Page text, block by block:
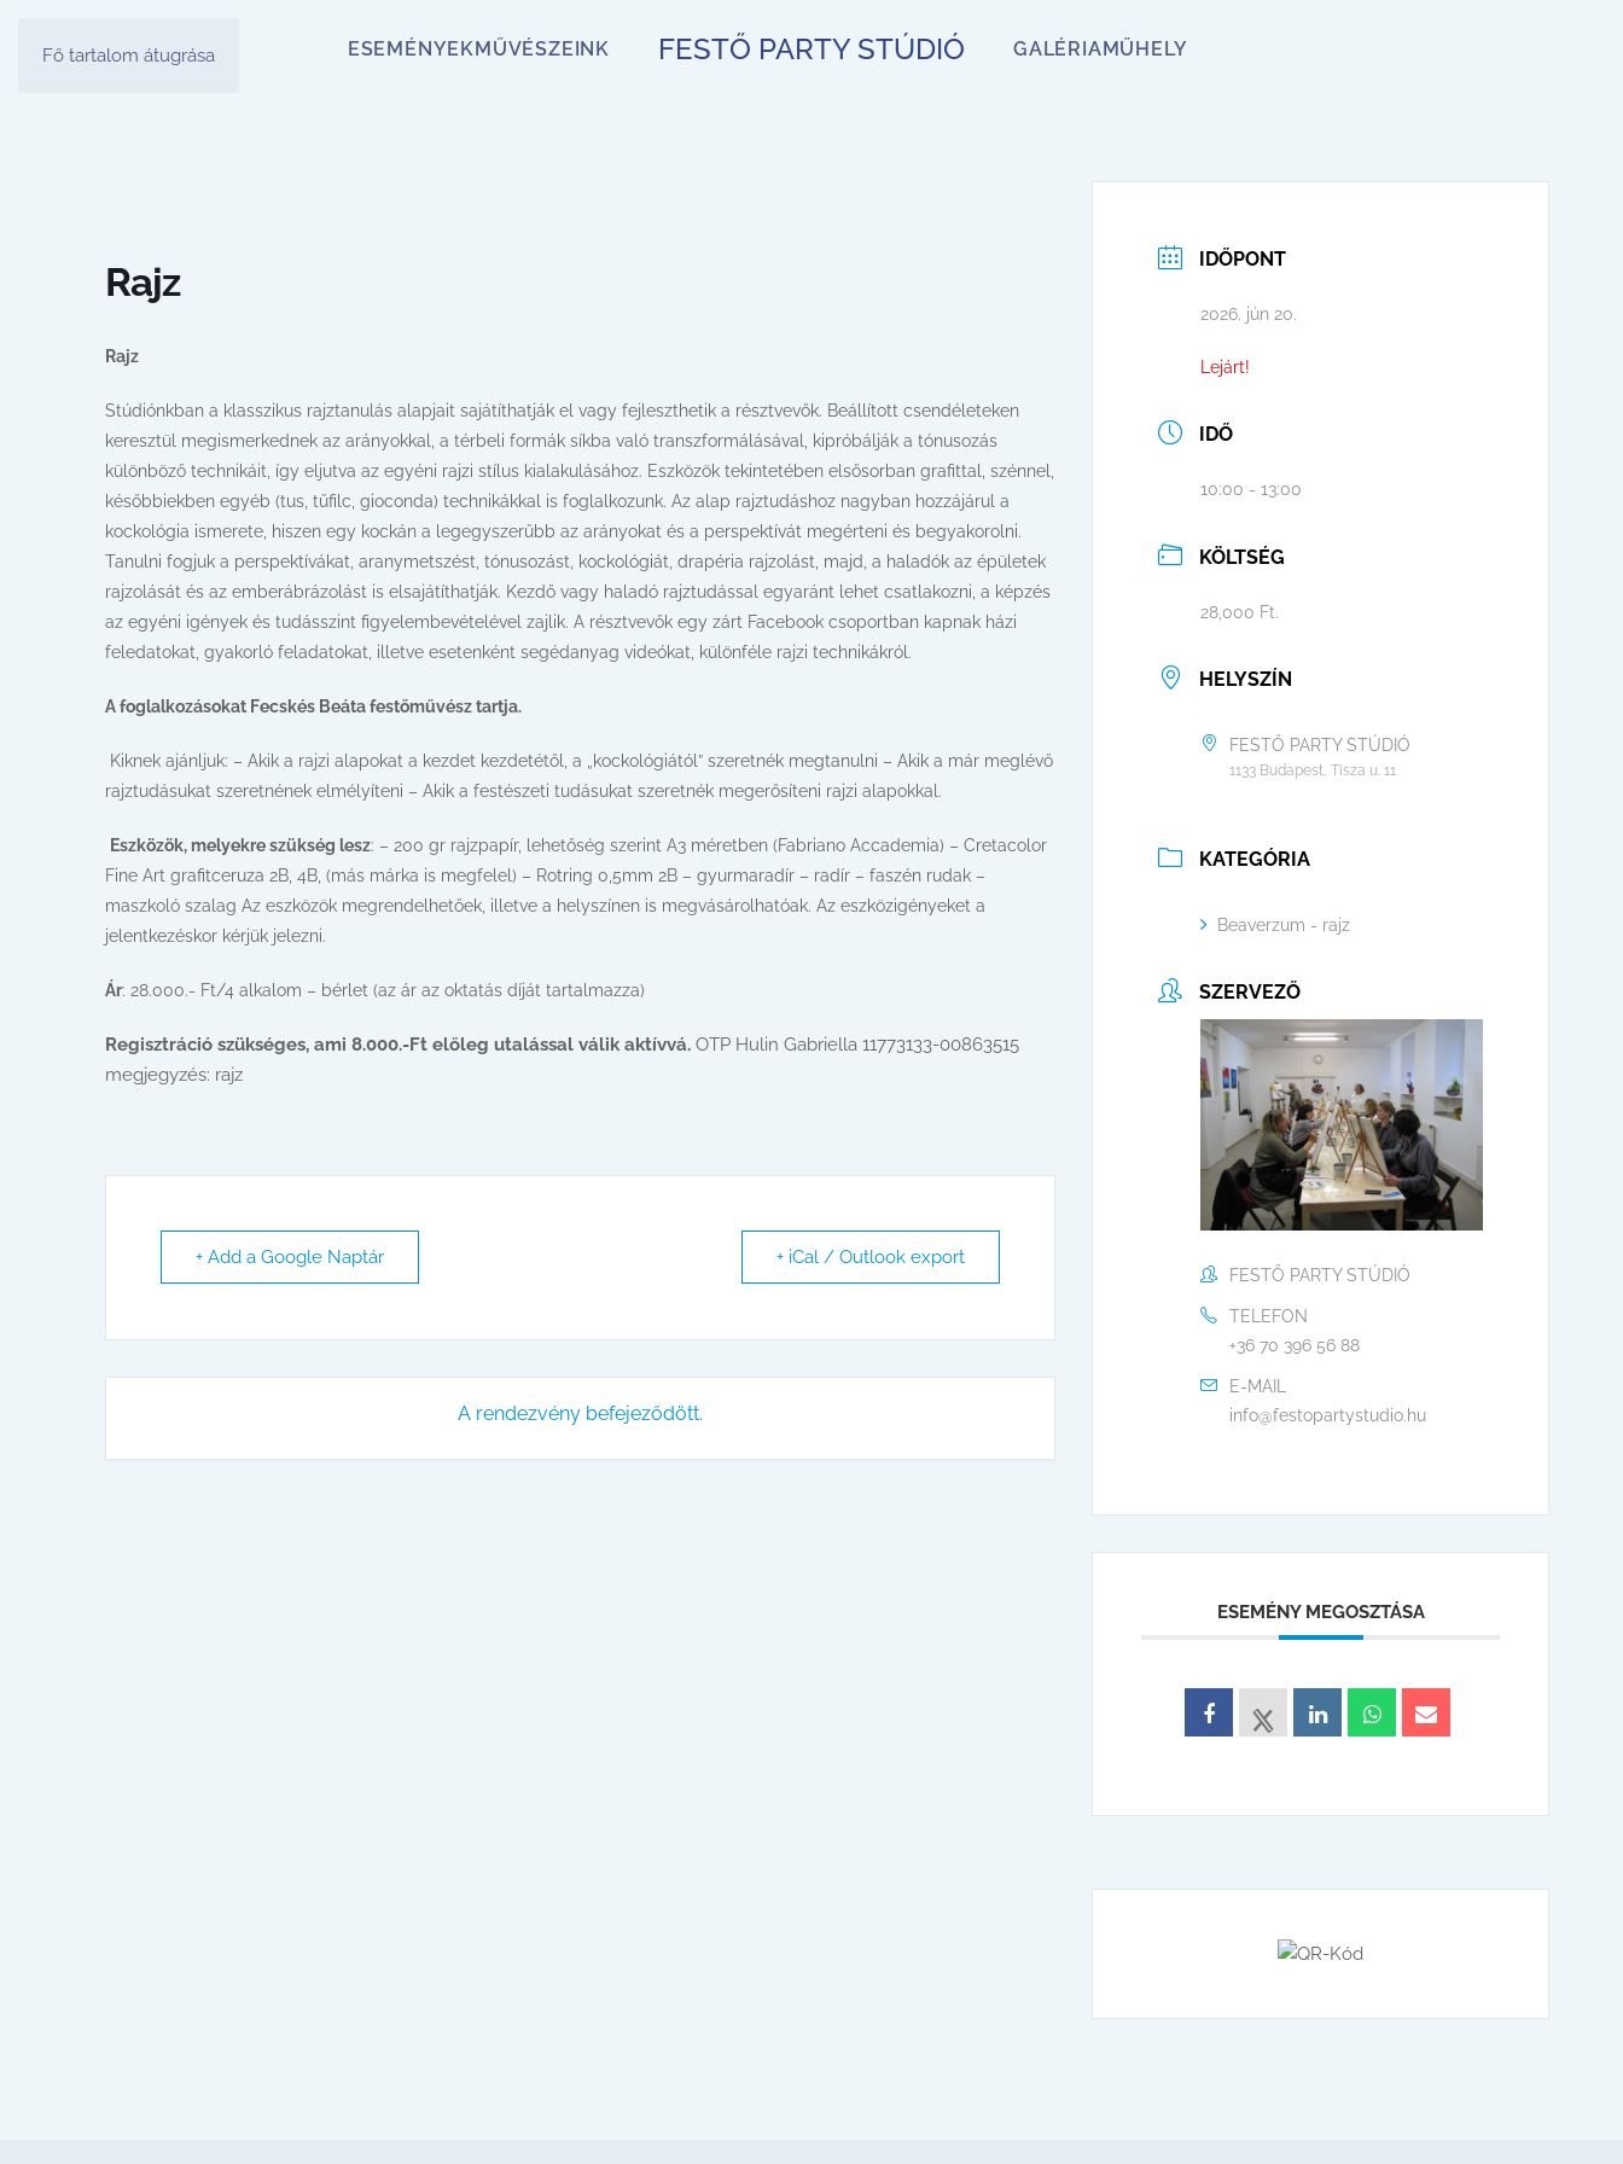
Fő tartalom átugrása ESEMÉNYEKMŰVÉSZEINK FESTŐ PARTY STÚDIÓ GALÉRIAMŰHELY
Rajz
Rajz
Stúdiónkban a klasszikus rajztanulás alapjait sajátíthatják el vagy fejleszthetik a résztvevők. Beállított csendéleteken
keresztül megismerkednek az arányokkal, a térbeli formák síkba való transzformálásával, kipróbálják a tónusozás
különböző technikáit, így eljutva az egyéni rajzi stílus kialakulásához. Eszközök tekintetében elsősorban grafittal, szénnel,
későbbiekben egyéb (tus, tűfilc, gioconda) technikákkal is foglalkozunk. Az alap rajztudáshoz nagyban hozzájárul a
kockológia ismerete, hiszen egy kockán a legegyszerűbb az arányokat és a perspektívát megérteni és begyakorolni.
Tanulni fogjuk a perspektívákat, aranymetszést, tónusozást, kockológiát, drapéria rajzolást, majd, a haladók az épületek
rajzolását és az emberábrázolást is elsajátíthatják. Kezdő vagy haladó rajztudással egyaránt lehet csatlakozni, a képzés
az egyéni igények és tudásszint figyelembevételével zajlik. A résztvevők egy zárt Facebook csoportban kapnak házi
feledatokat, gyakorló feladatokat, illetve esetenként segédanyag videókat, különféle rajzi technikákról.
A foglalkozásokat Fecskés Beáta festőművész tartja.
Kiknek ajánljuk: – Akik a rajzi alapokat a kezdet kezdetétől, a „kockológiától” szeretnék megtanulni – Akik a már meglévő
rajztudásukat szeretnének elmélyíteni – Akik a festészeti tudásukat szeretnék megerősíteni rajzi alapokkal.
Eszközök, melyekre szükség lesz: – 200 gr rajzpapír, lehetőség szerint A3 méretben (Fabriano Accademia) – Cretacolor
Fine Art grafitceruza 2B, 4B, (más márka is megfelel) – Rotring 0,5mm 2B – gyurmaradír – radír – faszén rudak –
maszkoló szalag Az eszközök megrendelhetőek, illetve a helyszínen is megvásárolhatóak. Az eszközigényeket a
jelentkezéskor kérjük jelezni.
Ár: 28.000.- Ft/4 alkalom – bérlet (az ár az oktatás díját tartalmazza)
Regisztráció szükséges, ami 8.000.-Ft előleg utalással válik aktívvá. OTP Hulin Gabriella 11773133-00863515
megjegyzés: rajz
+ Add a Google Naptár + iCal / Outlook export
A rendezvény befejeződött.
IDŐPONT
2026. jún 20.
Lejárt!
IDŐ
10:00 - 13:00
KÖLTSÉG
28,000 Ft.
HELYSZÍN
FESTŐ PARTY STÚDIÓ
1133 Budapest, Tisza u. 11
KATEGÓRIA
Beaverzum - rajz
SZERVEZŐ
FESTŐ PARTY STÚDIÓ
TELEFON
+36 70 396 56 88
E-MAIL
info@festopartystudio.hu
ESEMÉNY MEGOSZTÁSA